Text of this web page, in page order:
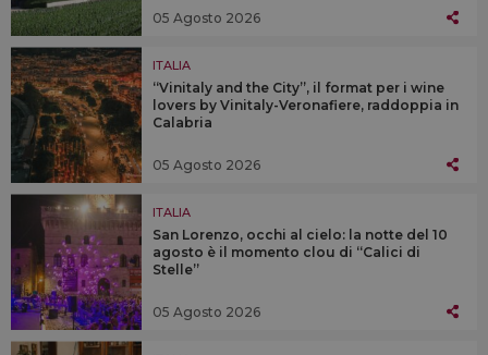
05 Agosto 2026
ITALIA
“Vinitaly and the City”, il format per i wine
lovers by Vinitaly-Veronafiere, raddoppia in
Calabria
05 Agosto 2026
ITALIA
San Lorenzo, occhi al cielo: la notte del 10
agosto è il momento clou di “Calici di
Stelle”
05 Agosto 2026